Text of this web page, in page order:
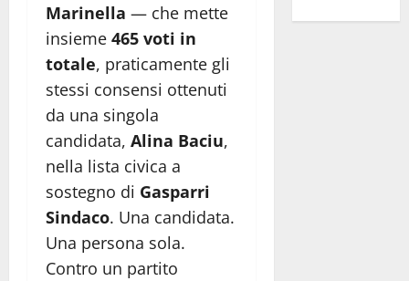
Marinella — che mette
insieme 465 voti in
totale, praticamente gli
stessi consensi ottenuti
da una singola
candidata, Alina Baciu,
nella lista civica a
sostegno di Gasparri
Sindaco. Una candidata.
Una persona sola.
Contro un partito
euro